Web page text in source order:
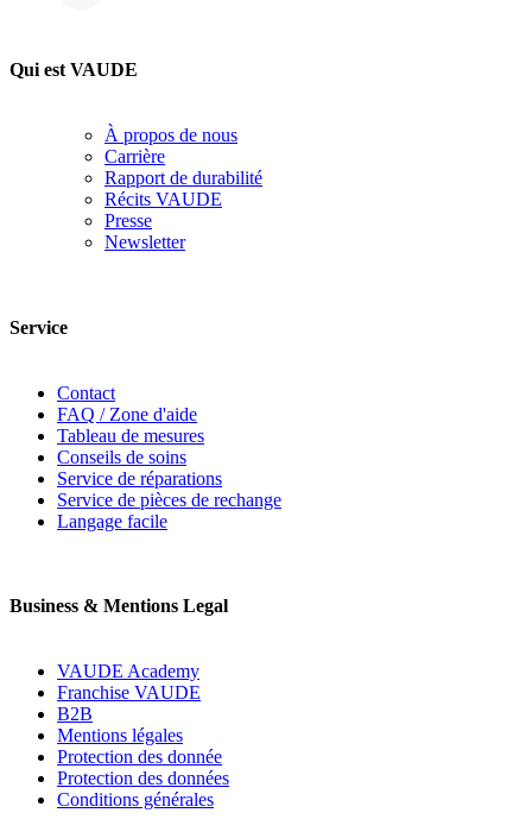
Qui est VAUDE
À propos de nous
Carrière
Rapport de durabilité
Récits VAUDE
Presse
Newsletter
Service
Contact
FAQ / Zone d'aide
Tableau de mesures
Conseils de soins
Service de réparations
Service de pièces de rechange
Langage facile
Business & Mentions Legal
VAUDE Academy
Franchise VAUDE
B2B
Mentions légales
Protection des donnée
Protection des données
Conditions générales